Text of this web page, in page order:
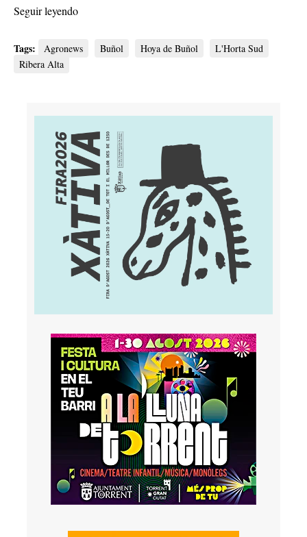
Seguir leyendo
Tags: Agronews Buñol Hoya de Buñol
L'Horta Sud
Ribera Alta